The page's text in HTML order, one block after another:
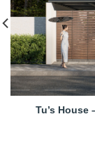
Tu’s House